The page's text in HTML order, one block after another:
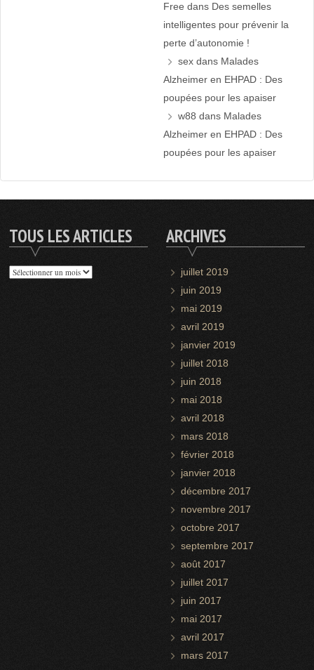
Free dans Des semelles
intelligentes pour prévenir la
perte d’autonomie !
sexdans Malades
Alzheimer en EHPAD : Des
poupées pour les apaiser
w88 dans Malades
Alzheimer en EHPAD : Des
poupées pour les apaiser
TOUS LES ARTICLES
Tous
ARCHIVES
juillet 2019
juin 2019
mai 2019
avril 2019
janvier 2019
juillet 2018
juin 2018
mai 2018
avril 2018
mars 2018
février 2018
janvier 2018
décembre 2017
novembre 2017
octobre 2017
septembre 2017
août 2017
juillet 2017
juin 2017
mai 2017
avril 2017
mars 2017